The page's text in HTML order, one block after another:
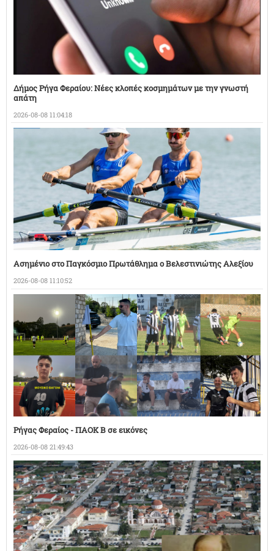
Δήμος Ρήγα Φεραίου: Νέες κλοπές κοσμημάτων με την γνωστή
απάτη
2026-08-08 11:04:18
Ασημένιο στο Παγκόσμιο Πρωτάθλημα ο Βελεστινιώτης Αλεξίου
2026-08-08 11:10:52
Ρήγας Φεραίος - ΠΑΟΚ Β σε εικόνες
2026-08-08 21:49:43